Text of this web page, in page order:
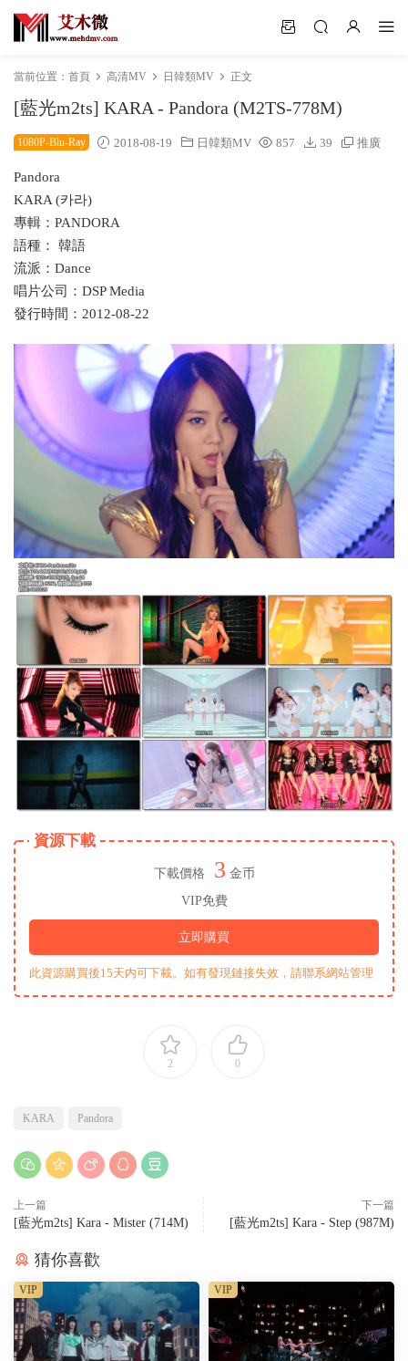
當前位置： 首頁 高清MV 日韓類MV 正文
[藍光m2ts] KARA - Pandora (M2TS-778M)
1080P-Blu-Ray 2018-08-19 日韓類MV 857 39 推廣
Pandora
KARA (카라)
專輯：PANDORA
語種： 韓語
流派：Dance
唱片公司：DSP Media
發行時間：2012-08-22
資源下載
下載價格 3 金币
VIP免費
立即購買
此資源購買後15天内可下載。如有發現鏈接失效，請聯系網站管理
2 0
KARA Pandora
上一篇
[藍光m2ts] Kara - Mister (714M)
下一篇
[藍光m2ts] Kara - Step (987M)
猜你喜歡
VIP VIP